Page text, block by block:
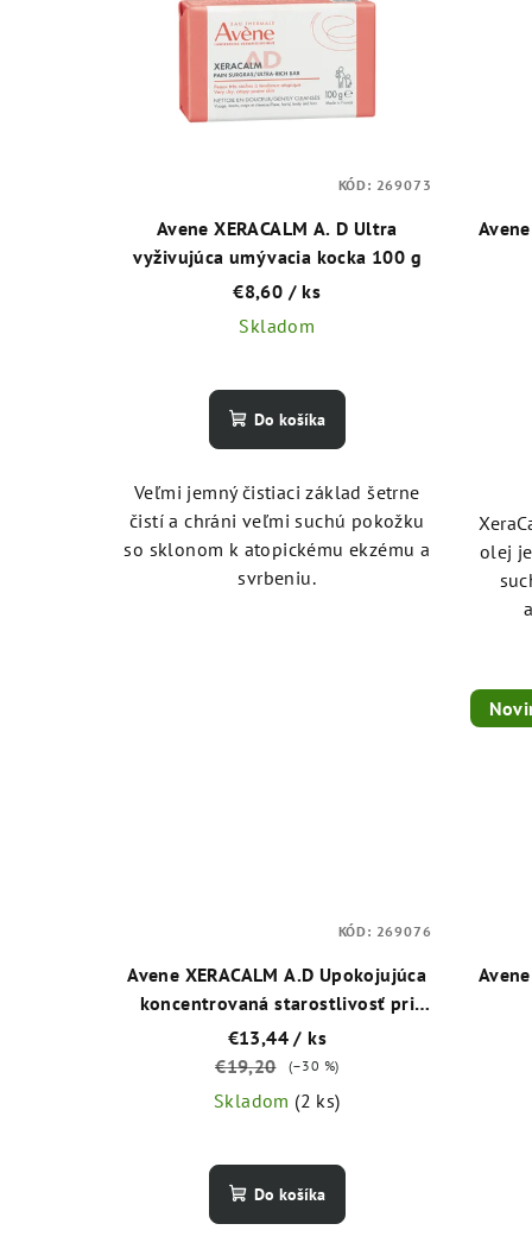
k
o
o
v
Avene XERACALM A. D Ultra
vyživujúca umývacia kocka 100 g
€8,60 / ks
Skladom
Do košíka
Veľmi jemný čistiaci základ šetrne
čistí a chráni veľmi suchú pokožku
so sklonom k atopickému ekzému a
svrbeniu.
KÓD: 269073
olej
Avene XERACALM A.D Upokojujúca
koncentrovaná starostlivosť pri
atopii a suchej koži sprevádzanej
svrbením 40 ml
€13,44/ ks
€19,20
(–30 %)
Skladom (2 ks)
Do košíka
KÓD: 269076